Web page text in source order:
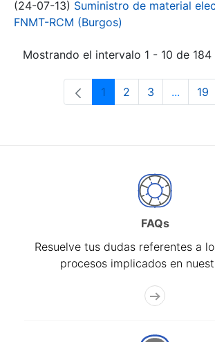
(24-07-13) Suministro de material
FNMT-RCM (Burgos)
Mostrando el intervalo 1 - 10 de 184
Página
1 Página
2 Página
3 ... 19
FAQs
Resuelve tus dudas referentes a
procesos implicados en